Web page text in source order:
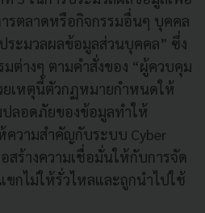
รตลาดหรือกิจกรรมอื่นๆ บุคคล
ระมวลผลข้อมูลส่วนบุคคล” ซึ่ง
ต่างๆ ตามคำสั่งของ “ผู้ควบคุม
เหตุนี้ตัวกฏหมายกำหนดให้
ลอดภัยของข้อมูลทำให้
ความสำคัญกับระบบ Cyber
สร้างความเชื่อมั่นให้กับการจัด
กไม่ให้รั่วไหลและถูกนำไปใช้